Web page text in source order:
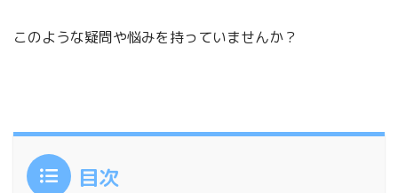
このような疑問や悩みを持っていませんか？
目次